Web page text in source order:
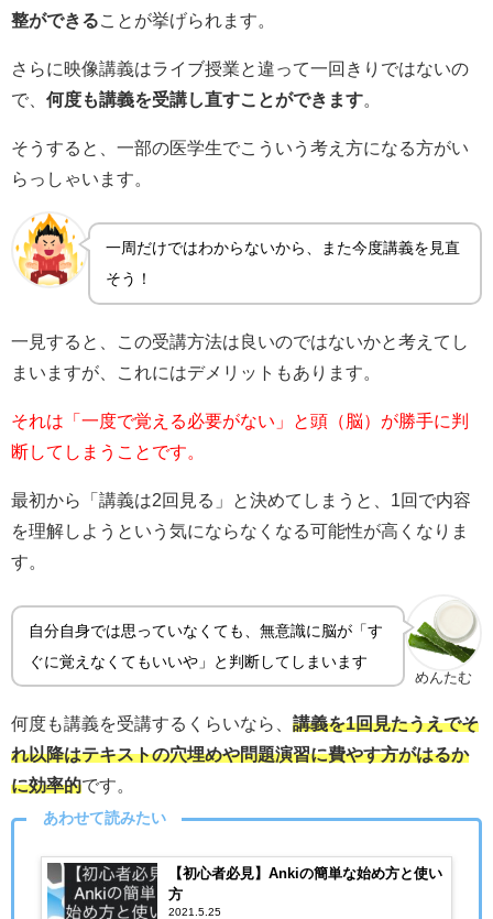
整ができることが挙げられます。
さらに映像講義はライブ授業と違って一回きりではないの
で、 何度も講義を受講し直すことができます。
そうすると、一部の医学生でこういう考え方になる方がい
らっしゃいます。
一周だけではわからないから、また今度講義を見直
そう！
一見すると、この受講方法は良いのではないかと考えてし
まいますが、これにはデメリットもあります。
それは「一度で覚える必要がない」と頭（脳）が勝手に判
断してしまうことです。
最初から「講義は2回見る」と決めてしまうと、1回で内容
を理解しようという気にならなくなる可能性が高くなりま
す。
めんたむ
自分自身では思っていなくても、無意識に脳が「す
ぐに覚えなくてもいいや」と判断してしまいます
何度も講義を受講するくらいなら、 講義を1回見たうえでそ
れ以降はテキストの穴埋めや問題演習に費やす方がはるか
に効率的です。
あわせて読みたい
【初心者必見】Ankiの簡単な始め方と使い
方
2021.5.25